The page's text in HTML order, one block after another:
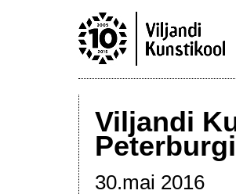
Viljandi
30.mai 2016